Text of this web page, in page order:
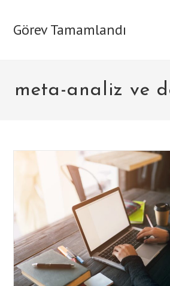
contentGörev Tamamlandı
meta-analiz ve